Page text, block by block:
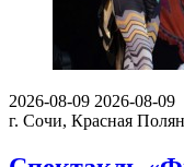
2026-08-09 2026-08-09
г. Сочи, Красная